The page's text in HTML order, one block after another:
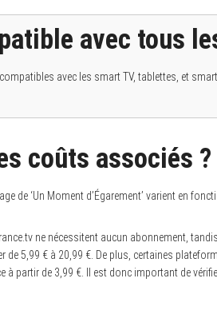
avec tous
avec les smart TV, tablettes, et
coûts associés ?
de ‘Un Moment d’Égarement’ varient en
ne nécessitent aucun abonnement,
de 5,99 € à 20,99 €. De plus, certaines
à partir de 3,99 €. Il est donc important de